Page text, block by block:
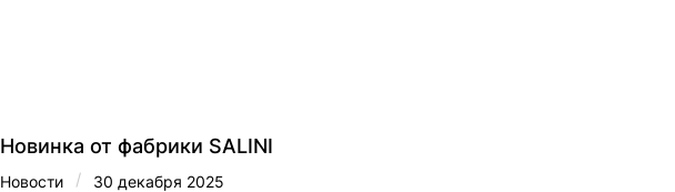
Новинка от фабрики SALINI
Новости / 30 декабря 2025